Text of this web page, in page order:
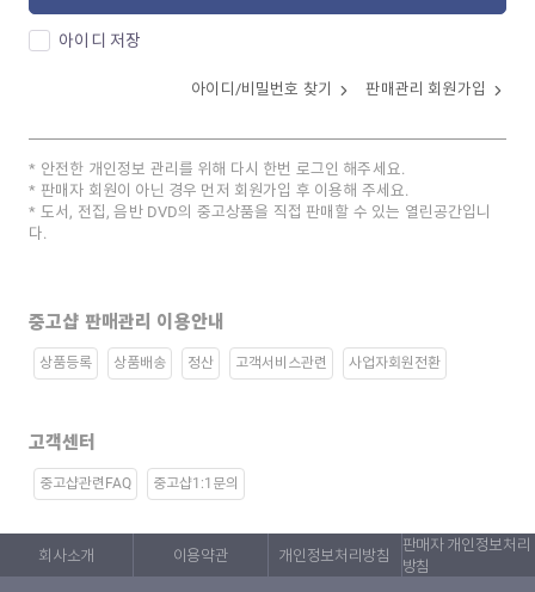
아이디 저장
아이디/비밀번호 찾기 판매관리 회원가입
안전한 개인정보 관리를 위해 다시 한번 로그인 해주세요.
판매자 회원이 아닌 경우 먼저 회원가입 후 이용해 주세요.
도서, 전집, 음반 DVD의 중고상품을 직접 판매할 수 있는 열린공간입니
다.
중고샵 판매관리 이용안내
상품등록 상품배송 정산 고객서비스관련 사업자회원전환
고객센터
중고샵관련FAQ 중고샵1:1문의
회사소개 이용약관 개인정보처리방침
판매자 개인정보처리
방침